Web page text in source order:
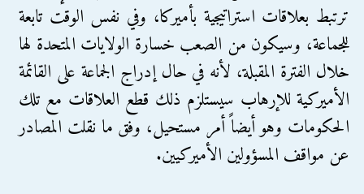
ترتبط بعلاقات استراتيجية بأميركا، وفي نفس الوقت تابعة
للجماعة، وسيكون من الصعب خسارة الولايات المتحدة لها
خلال الفترة المقبلة، لأنه في حال إدراج الجماعة على القائمة
الأميركية للإرهاب سيستلزم ذلك قطع العلاقات مع تلك
الحكومات وهو أيضاً أمر مستحيل، وفق ما نقلت المصادر
عن مواقف المسؤولين الأميركيين.